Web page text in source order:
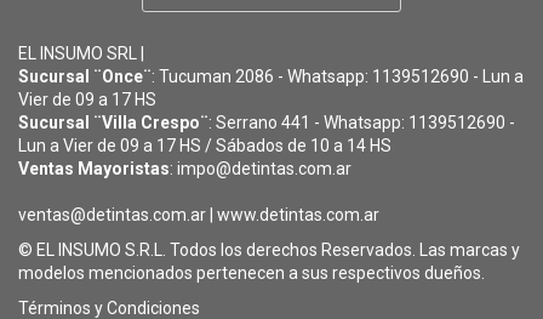
EL INSUMO SRL |
Sucursal ¨Once¨: Tucuman 2086 - Whatsapp: 1139512690 - Lun a
Vier de 09 a 17 HS
Sucursal ¨Villa Crespo¨: Serrano 441 - Whatsapp: 1139512690 -
Lun a Vier de 09 a 17 HS / Sábados de 10 a 14 HS
Ventas Mayoristas: impo@detintas.com.ar
ventas@detintas.com.ar www.detintas.com.ar
© EL INSUMO S.R.L. Todos los derechos Reservados. Las marcas y
modelos mencionados pertenecen a sus respectivos dueños.
Términos y Condiciones